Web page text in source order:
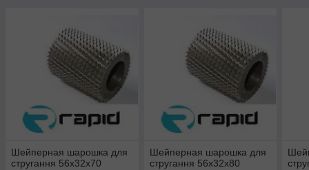
Шейперная шарошка для
стругання 56х32х70
Шейперная шарошка для
стругання 56х32х80